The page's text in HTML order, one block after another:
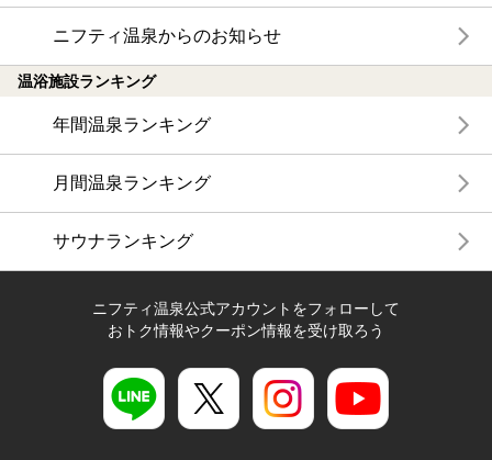
ニフティ温泉からのお知らせ
温浴施設ランキング
年間温泉ランキング
月間温泉ランキング
サウナランキング
ニフティ温泉公式アカウントをフォローして
おトク情報やクーポン情報を受け取ろう